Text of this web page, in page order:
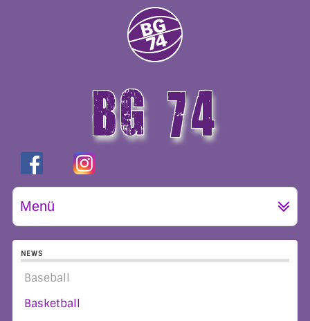
BG 74
GÖTTINGEN
Menü
NEWS
Baseball
Basketball